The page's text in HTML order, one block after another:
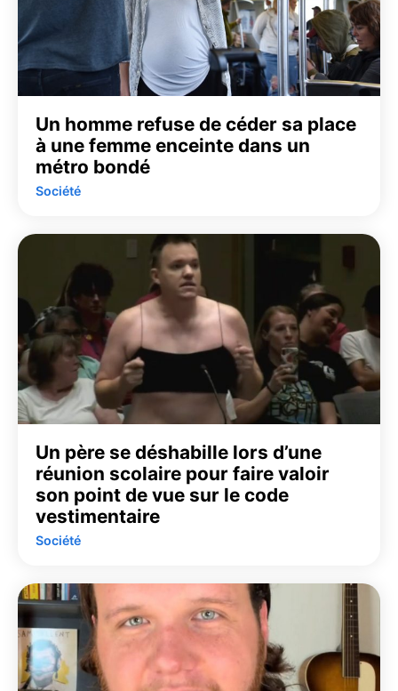
Un homme refuse de céder sa place
à une femme enceinte dans un
métro bondé
Société
Un père se déshabille lors d’une
réunion scolaire pour faire valoir
son point de vue sur le code
vestimentaire
Société